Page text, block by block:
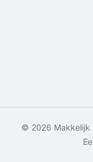
© 2026 Makkelijk